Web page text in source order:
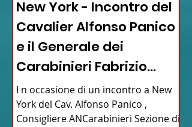
New York - Incontro del
Cavalier Alfonso Panico
e il Generale dei
Carabinieri Fabrizio
Parrulli
I n occasione di un incontro a New
York del Cav. Alfonso Panico ,
Consigliere ANCarabinieri Sezione di